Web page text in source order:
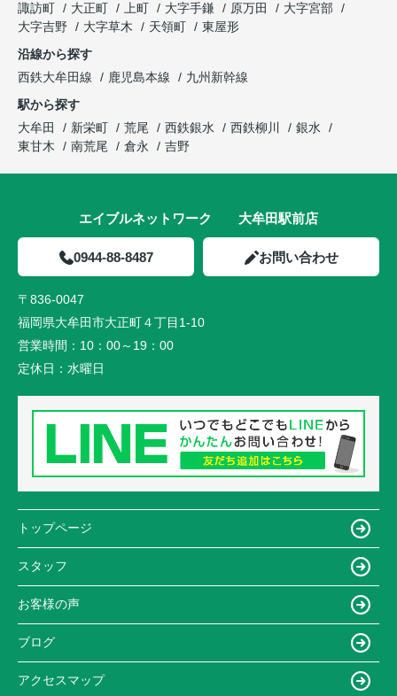
諏訪町
大正町 上町 大字手鎌 原万田
大字宮部
大字吉野
大字草木 天領町
東屋形
沿線から探す
西鉄大牟田線
鹿児島本線
九州新幹線
駅から探す
大牟田
新栄町 荒尾 西鉄銀水 西鉄柳川
銀水
東甘木
南荒尾 倉永 吉野
エイブルネットワーク 大牟田駅前店
0944-88-8487 お問い合わせ
〒836-0047
福岡県大牟田市大正町４丁目1-10
営業時間： 10：00～19：00
定休日： 水曜日
トップページ
スタッフ
お客様の声
ブログ
アクセスマップ